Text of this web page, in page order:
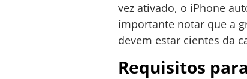
vez ativado, o iPhone
importante notar que a
devem estar cientes da
Requisitos